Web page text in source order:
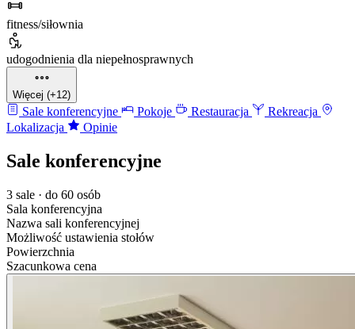
fitness/siłownia
udogodnienia dla niepełnosprawnych
Więcej (+12)
Sale konferencyjne Pokoje Restauracja
Rekreacja
Lokalizacja
Opinie
Sale konferencyjne
3 sale · do 60 osób
Sala konferencyjna
Nazwa sali konferencyjnej
Możliwość ustawienia stołów
Powierzchnia
Szacunkowa cena